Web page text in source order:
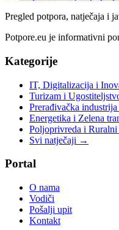
Pregled potpora, natječaja i
Potpore.eu je informativni
Kategorije
IT, Digitalizacija i
Turizam i
Prerađivačka
Energetika i Zelena
Poljoprivreda i Ruralni
Svi natječaji →
Portal
O nama
Vodiči
Pošalji upit
Kontakt